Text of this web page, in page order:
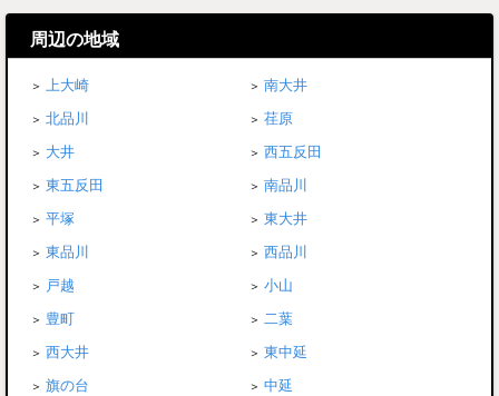
周辺の地域
上大崎
南大井
北品川
荏原
大井
西五反田
東五反田
南品川
平塚
東大井
東品川
西品川
戸越
小山
豊町
二葉
西大井
東中延
旗の台
中延